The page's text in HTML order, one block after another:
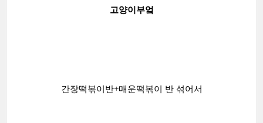
고양이부엌
간장떡볶이반+매운떡볶이 반 섞어서